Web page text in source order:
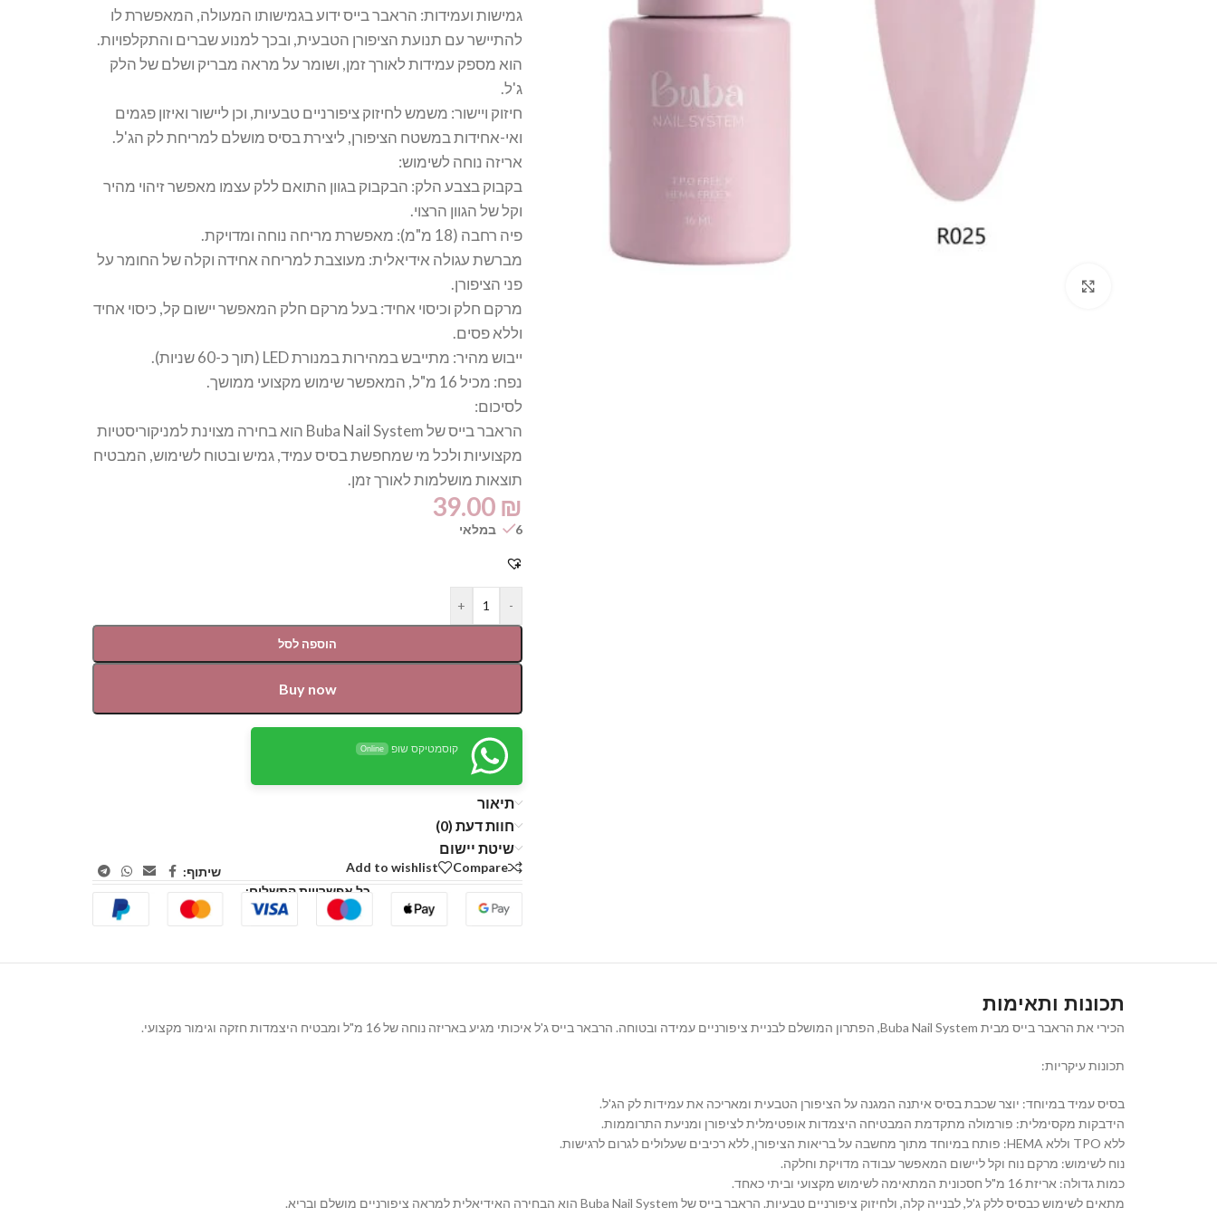
גמישות ועמידות: הראבר בייס ידוע בגמישותו המעולה, המאפשרת לו
להתיישר עם תנועת הציפורן הטבעית, ובכך למנוע שברים והתקלפויות.
הוא מספק עמידות לאורך זמן, ושומר על מראה מבריק ושלם של הלק
ג'ל.
חיזוק ויישור: משמש לחיזוק ציפורניים טבעיות, וכן ליישור ואיזון פגמים
ואי-אחידות במשטח הציפורן, ליצירת בסיס מושלם למריחת לק הג'ל.
אריזה נוחה לשימוש:
בקבוק בצבע הלק: הבקבוק בגוון התואם ללק עצמו מאפשר זיהוי מהיר
וקל של הגוון הרצוי.
פיה רחבה (18 מ"מ): מאפשרת מריחה נוחה ומדויקת.
מברשת עגולה אידיאלית: מעוצבת למריחה אחידה וקלה של החומר על
פני הציפורן.
מרקם חלק וכיסוי אחיד: בעל מרקם חלק המאפשר יישום קל, כיסוי אחיד
וללא פסים.
ייבוש מהיר: מתייבש במהירות במנורת LED (תוך כ-60 שניות).
נפח: מכיל 16 מ"ל, המאפשר שימוש מקצועי ממושך.
לסיכום:
הראבר בייס של Buba Nail System הוא בחירה מצוינת למניקוריסטיות
מקצועיות ולכל מי שמחפשת בסיס עמיד, גמיש ובטוח לשימוש, המבטיח
תוצאות מושלמות לאורך זמן.
39.00 ₪
6 במלאי
-
+
הוספה לסל
Buy now
קוסמטיקס שופ Online
תיאור
חוות דעת (0)
שיטת יישום
Compare
Add to wishlist
שיתוף:
כל אפשרויות התשלום:
תכונות ותאימות
הכירי את הראבר בייס מבית Buba Nail System, הפתרון המושלם לבניית ציפורניים עמידה ובטוחה. הרבאר בייס ג'ל איכותי מגיע באריזה נוחה של 16 מ"ל ומבטיח היצמדות חזקה וגימור מקצועי.
תכונות עיקריות:
בסיס עמיד במיוחד: יוצר שכבת בסיס איתנה המגנה על הציפורן הטבעית ומאריכה את עמידות לק הג'ל.
הידבקות מקסימלית: פורמולה מתקדמת המבטיחה היצמדות אופטימלית לציפורן ומניעת התרוממות.
ללא TPO וללא HEMA: פותח במיוחד מתוך מחשבה על בריאות הציפורן, ללא רכיבים שעלולים לגרום לרגישות.
נוח לשימוש: מרקם נוח וקל ליישום המאפשר עבודה מדויקת וחלקה.
כמות גדולה: אריזת 16 מ"ל חסכונית המתאימה לשימוש מקצועי וביתי כאחד.
מתאים לשימוש כבסיס ללק ג'ל, לבנייה קלה, ולחיזוק ציפורניים טבעיות. הראבר בייס של Buba Nail System הוא הבחירה האידיאלית למראה ציפורניים מושלם ובריא.